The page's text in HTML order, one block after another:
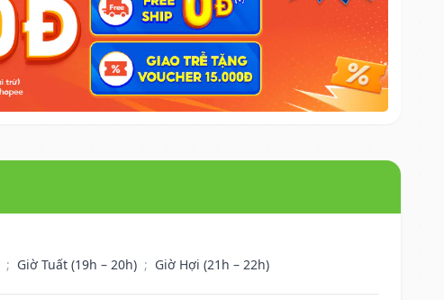
; Giờ Tuất (19h – 20h) ; Giờ Hợi (21h – 22h)